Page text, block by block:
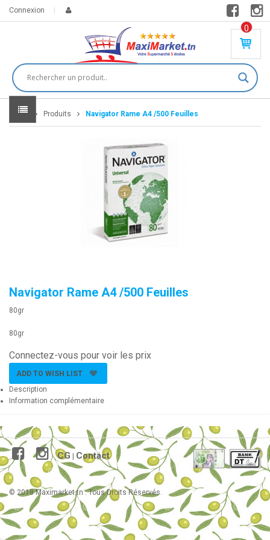
Connexion
0
PR
DU
IT(
S)
Home Produits Navigator Rame A4 /500 Feuilles
Navigator Rame A4 /500 Feuilles
80gr
80gr
Connectez-vous pour voir les prix
ADD TO WISH LIST
Description
Information complémentaire
CG Contact
© 2018 Maximarket.tn . Tous Droits Réservés.